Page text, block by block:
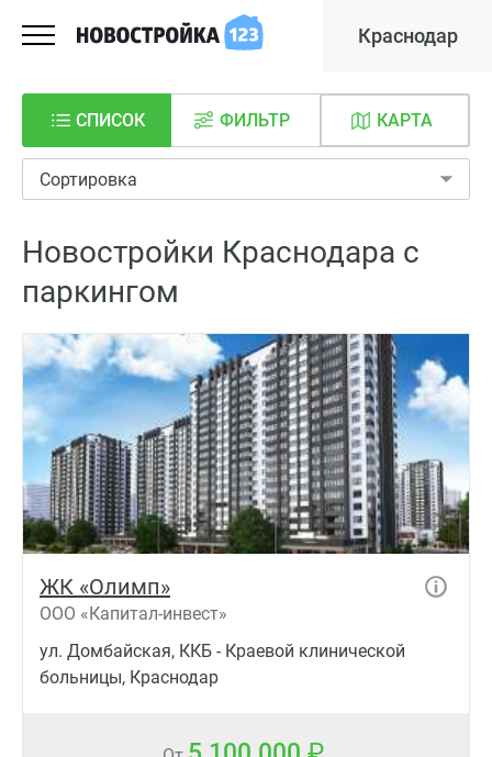
Краснодар
СПИСОК КАРТА
ФИЛЬТР
Сортировка
Новостройки Краснодара с
паркингом
ЖК «Олимп»
ООО «Капитал-инвест»
ул. Домбайская, ККБ - Краевой клинической
больницы, Краснодар